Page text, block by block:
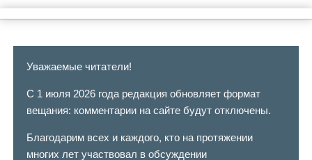
Уважаемые читатели!
С 1 июля 2026 года редакция обновляет формат
вещания: комментарии на сайте будут отключены.
Благодарим всех и каждого, кто на протяжении
многих лет участвовал в обсуждении